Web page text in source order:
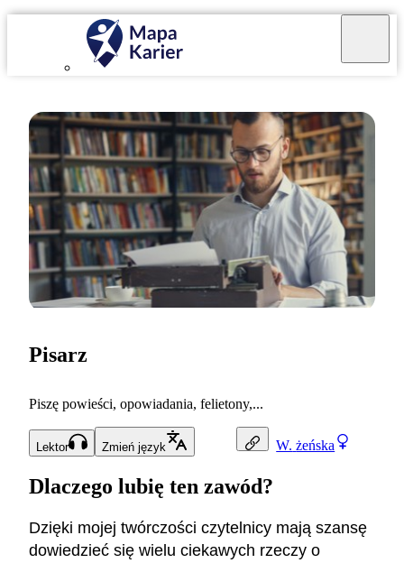
W. żeńska
Pisarz
Piszę powieści, opowiadania, felietony,...
Lektor Zmień język
Dlaczego lubię ten zawód?
Dzięki mojej twórczości czytelnicy mają szansę
dowiedzieć się wielu ciekawych rzeczy o